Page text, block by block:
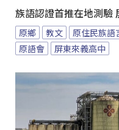
族語認證首推在地測驗
原鄉 教文 原住民族語
原語會
屏東來義高中